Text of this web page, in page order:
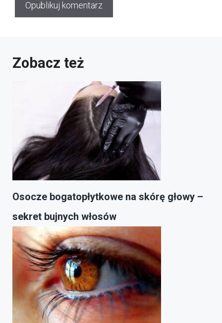
Zobacz też
Osocze bogatopłytkowe na skórę głowy –
sekret bujnych włosów